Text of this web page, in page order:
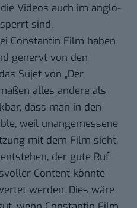
Videos auch im anglo-
sind.
Constantin Film haben
genervt von den
Sujet von „Der
alles andere als
dass man in den
weil unangemessene
mit dem Film sieht.
der gute Ruf
Content könnte
werden. Dies wäre